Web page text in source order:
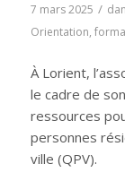
7 mars 2025 /
Orientation,
À Lorient,
le cadre de son
ressources
personnes
ville (QPV).